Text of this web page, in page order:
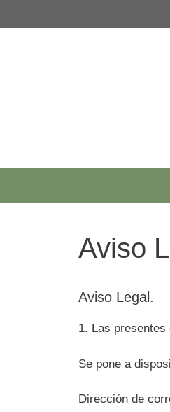
al
Aviso
Aviso Legal.
1. Las presentes
Se pone a
Dirección de